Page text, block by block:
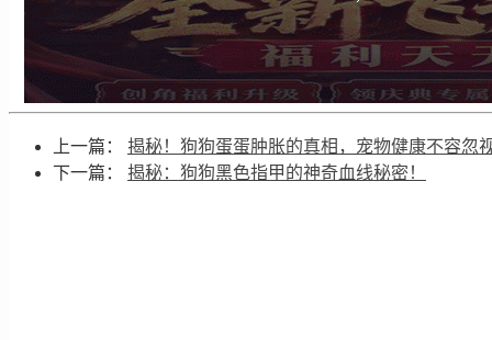
上一篇： 揭秘！狗狗蛋蛋肿胀的真相，宠物健康不容忽
下一篇： 揭秘：狗狗黑色指甲的神奇血线秘密！